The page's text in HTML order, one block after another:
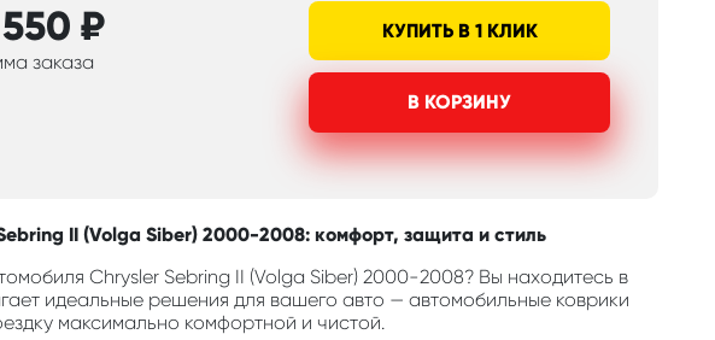
₽
заказа
КУПИТЬ В 1 КЛИК
В КОРЗИНУ
II (Volga Siber) 2000-2008: комфорт, защита и стиль
Chrysler Sebring II (Volga Siber) 2000-2008? Вы находитесь в
идеальные решения для вашего авто — автомобильные коврики
максимально комфортной и чистой.